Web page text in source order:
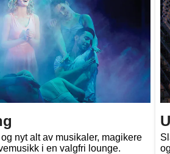
nyt alt av musikaler, magikere
i en valgfri lounge.